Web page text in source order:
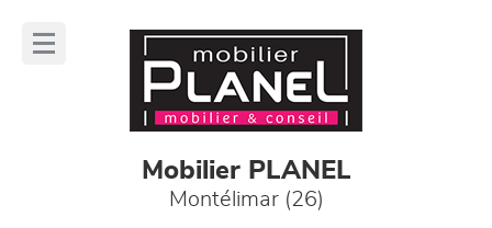
Mobilier PLANEL
Montélimar (26)